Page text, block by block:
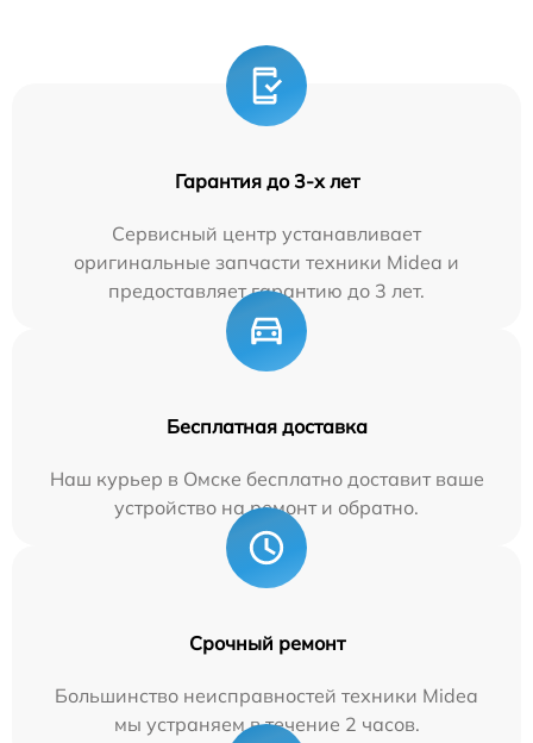
Гарантия до 3-х лет
Сервисный центр устанавливает
оригинальные запчасти техники Midea и
предоставляет гарантию до 3 лет.
Бесплатная доставка
Наш курьер в Омске бесплатно доставит ваше
устройство на ремонт и обратно.
Срочный ремонт
Большинство неисправностей техники Midea
мы устраняем в течение 2 часов.